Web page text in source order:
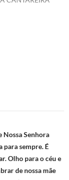
Nossa Senhora
para sempre. É
Olho para o céu e
de nossa mãe